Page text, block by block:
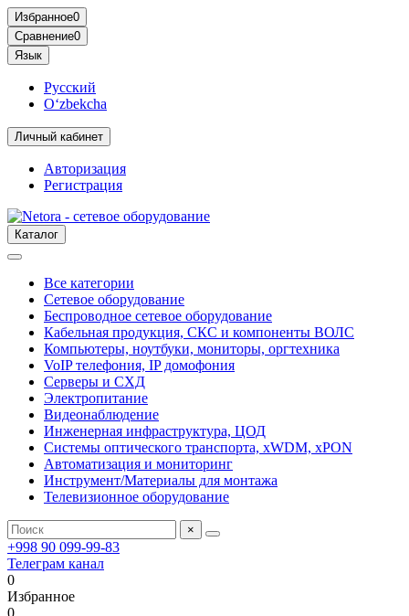
Избранное0
Сравнение0
Язык
Русский
O‘zbekcha
Личный кабинет
Авторизация
Регистрация
Каталог
Все категории
Сетевое оборудование
Беспроводное сетевое оборудование
Кабельная продукция, СКС и компоненты ВОЛС
Компьютеры, ноутбуки, мониторы, оргтехника
VoIP телефония, IP домофония
Серверы и СХД
Электропитание
Видеонаблюдение
Инженерная инфраструктура, ЦОД
Системы оптического транспорта, xWDM, xPON
Автоматизация и мониторинг
Инструмент/Материалы для монтажа
Телевизионное оборудование
×
+998 90 099-99-83
Телеграм канал
0
Избранное
0